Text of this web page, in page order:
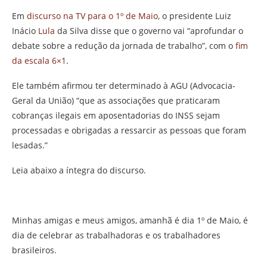
Em discurso na TV para o 1º de Maio, o presidente Luiz
Inácio Lula da Silva disse que o governo vai “aprofundar o
debate sobre a redução da jornada de trabalho”, com o fim
da escala 6×1 .
Ele também afirmou ter determinado à AGU (Advocacia-
Geral da União) “que as associações que praticaram
cobranças ilegais em aposentadorias do INSS sejam
processadas e obrigadas a ressarcir as pessoas que foram
lesadas.”
Leia abaixo a íntegra do discurso.
Minhas amigas e meus amigos, amanhã é dia 1º de Maio, é
dia de celebrar as trabalhadoras e os trabalhadores
brasileiros.